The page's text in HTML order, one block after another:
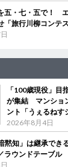
五・七・五で！
「旅行川柳コンテ
「100歳現役」目
が集結 マンショ
ント「うぇるねす
2026年8月4日
黙知」は継承で
ラウンドテーブル